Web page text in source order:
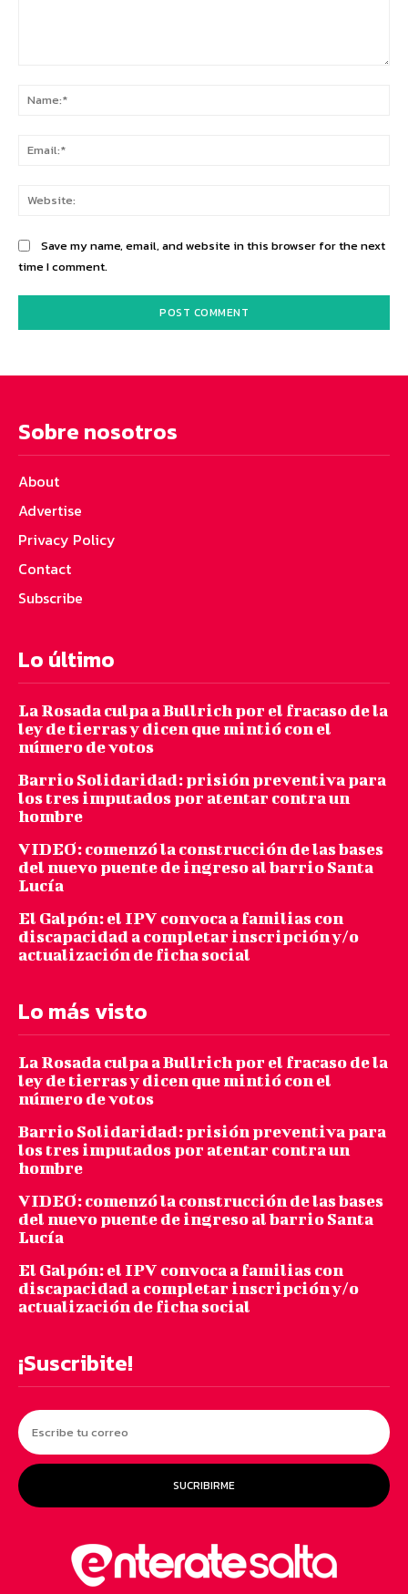
Save my name, email, and website in this browser for the next
time I comment.
Sobre nosotros
About
Advertise
Privacy Policy
Contact
Subscribe
Lo último
La Rosada culpa a Bullrich por el fracaso de la
ley de tierras y dicen que mintió con el
número de votos
Barrio Solidaridad: prisión preventiva para
los tres imputados por atentar contra un
hombre
VIDEO: comenzó la construcción de las bases
del nuevo puente de ingreso al barrio Santa
Lucía
El Galpón: el IPV convoca a familias con
discapacidad a completar inscripción y/o
actualización de ficha social
Lo más visto
La Rosada culpa a Bullrich por el fracaso de la
ley de tierras y dicen que mintió con el
número de votos
Barrio Solidaridad: prisión preventiva para
los tres imputados por atentar contra un
hombre
VIDEO: comenzó la construcción de las bases
del nuevo puente de ingreso al barrio Santa
Lucía
El Galpón: el IPV convoca a familias con
discapacidad a completar inscripción y/o
actualización de ficha social
¡Suscribite!
SUCRIBIRME